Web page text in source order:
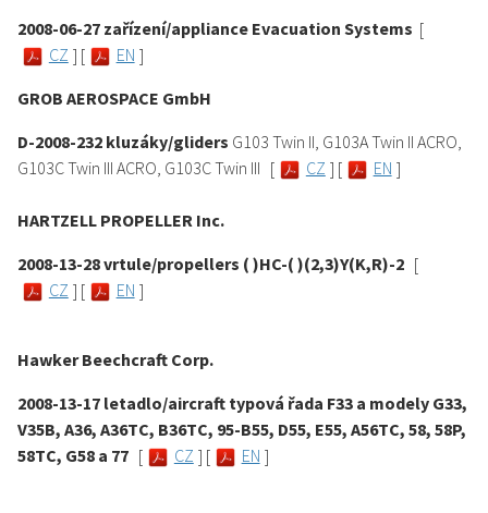
2008-06-27 zařízení/appliance Evacuation Systems [
CZ ] [ EN ]
GROB AEROSPACE GmbH
D-2008-232 kluzáky/gliders G103 Twin II, G103A Twin II ACRO,
G103C Twin III ACRO, G103C Twin III [ CZ ] [ EN ]
HARTZELL PROPELLER Inc.
2008-13-28 vrtule/propellers ( )HC-( )(2,3)Y(K,R)-2 [
CZ ] [ EN ]
Hawker Beechcraft Corp.
2008-13-17 letadlo/aircraft typová řada F33 a modely G33,
V35B, A36, A36TC, B36TC, 95-B55, D55, E55, A56TC, 58, 58P,
58TC, G58 a 77 [ CZ ] [ EN ]